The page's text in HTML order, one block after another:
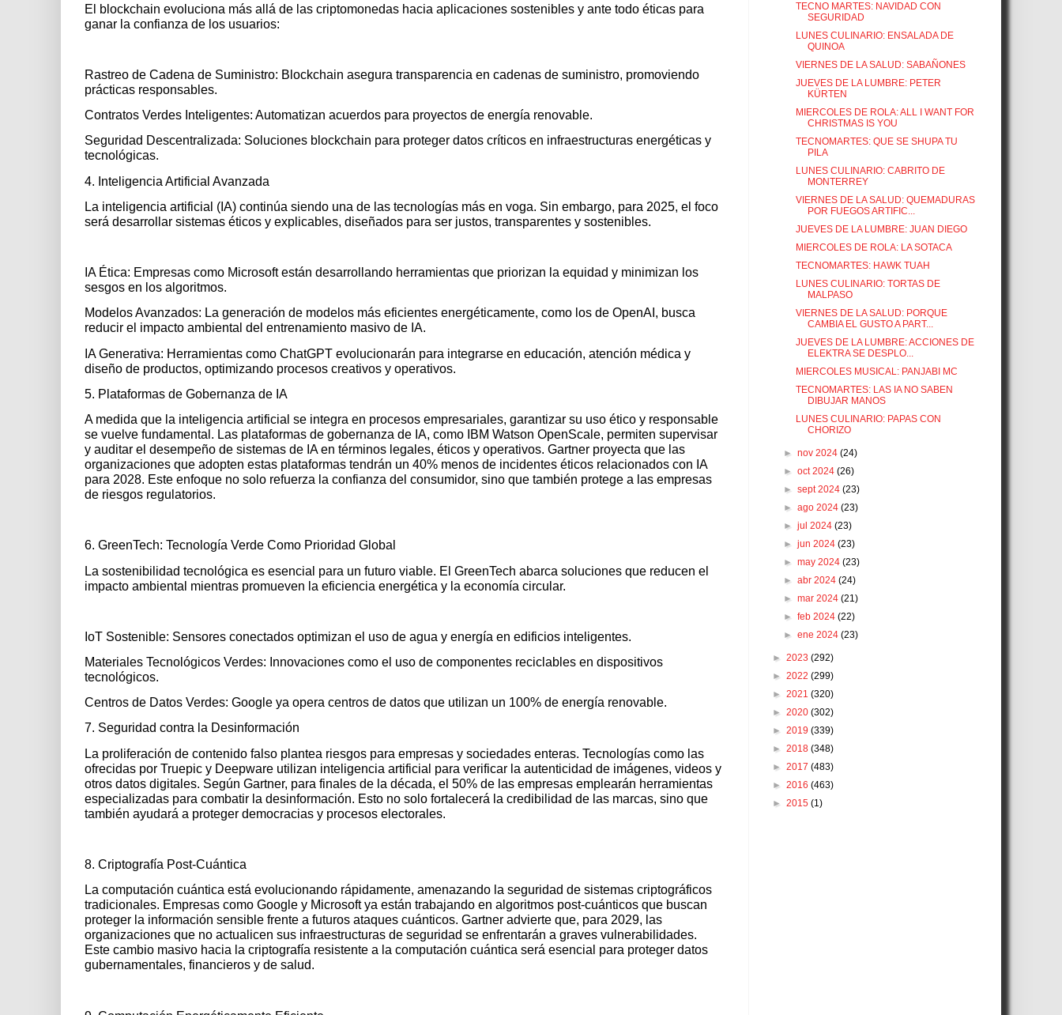
El blockchain evoluciona más allá de las criptomonedas hacia aplicaciones sostenibles y ante todo éticas para
ganar la confianza de los usuarios:
Rastreo de Cadena de Suministro: Blockchain asegura transparencia en cadenas de suministro, promoviendo
prácticas responsables.
Contratos Verdes Inteligentes: Automatizan acuerdos para proyectos de energía renovable.
Seguridad Descentralizada: Soluciones blockchain para proteger datos críticos en infraestructuras energéticas y
tecnológicas.
4. Inteligencia Artificial Avanzada
La inteligencia artificial (IA) continúa siendo una de las tecnologías más en voga. Sin embargo, para 2025, el foco
será desarrollar sistemas éticos y explicables, diseñados para ser justos, transparentes y sostenibles.
IA Ética: Empresas como Microsoft están desarrollando herramientas que priorizan la equidad y minimizan los
sesgos en los algoritmos.
Modelos Avanzados: La generación de modelos más eficientes energéticamente, como los de OpenAI, busca
reducir el impacto ambiental del entrenamiento masivo de IA.
IA Generativa: Herramientas como ChatGPT evolucionarán para integrarse en educación, atención médica y
diseño de productos, optimizando procesos creativos y operativos.
5. Plataformas de Gobernanza de IA
A medida que la inteligencia artificial se integra en procesos empresariales, garantizar su uso ético y responsable
se vuelve fundamental. Las plataformas de gobernanza de IA, como IBM Watson OpenScale, permiten supervisar
y auditar el desempeño de sistemas de IA en términos legales, éticos y operativos. Gartner proyecta que las
organizaciones que adopten estas plataformas tendrán un 40% menos de incidentes éticos relacionados con IA
para 2028. Este enfoque no solo refuerza la confianza del consumidor, sino que también protege a las empresas
de riesgos regulatorios.
6. GreenTech: Tecnología Verde Como Prioridad Global
La sostenibilidad tecnológica es esencial para un futuro viable. El GreenTech abarca soluciones que reducen el
impacto ambiental mientras promueven la eficiencia energética y la economía circular.
IoT Sostenible: Sensores conectados optimizan el uso de agua y energía en edificios inteligentes.
Materiales Tecnológicos Verdes: Innovaciones como el uso de componentes reciclables en dispositivos
tecnológicos.
Centros de Datos Verdes: Google ya opera centros de datos que utilizan un 100% de energía renovable.
7. Seguridad contra la Desinformación
La proliferación de contenido falso plantea riesgos para empresas y sociedades enteras. Tecnologías como las
ofrecidas por Truepic y Deepware utilizan inteligencia artificial para verificar la autenticidad de imágenes, videos y
otros datos digitales. Según Gartner, para finales de la década, el 50% de las empresas emplearán herramientas
especializadas para combatir la desinformación. Esto no solo fortalecerá la credibilidad de las marcas, sino que
también ayudará a proteger democracias y procesos electorales.
8. Criptografía Post-Cuántica
La computación cuántica está evolucionando rápidamente, amenazando la seguridad de sistemas criptográficos
tradicionales. Empresas como Google y Microsoft ya están trabajando en algoritmos post-cuánticos que buscan
proteger la información sensible frente a futuros ataques cuánticos. Gartner advierte que, para 2029, las
organizaciones que no actualicen sus infraestructuras de seguridad se enfrentarán a graves vulnerabilidades.
Este cambio masivo hacia la criptografía resistente a la computación cuántica será esencial para proteger datos
gubernamentales, financieros y de salud.
TECNO MARTES: NAVIDAD CON
SEGURIDAD
LUNES CULINARIO: ENSALADA DE
QUINOA
VIERNES DE LA SALUD: SABAÑONES
JUEVES DE LA LUMBRE: PETER
KÜRTEN
MIERCOLES DE ROLA: ALL I WANT FOR
CHRISTMAS IS YOU
TECNOMARTES: QUE SE SHUPA TU
PILA
LUNES CULINARIO: CABRITO DE
MONTERREY
VIERNES DE LA SALUD: QUEMADURAS
POR FUEGOS ARTIFIC...
JUEVES DE LA LUMBRE: JUAN DIEGO
MIERCOLES DE ROLA: LA SOTACA
TECNOMARTES: HAWK TUAH
LUNES CULINARIO: TORTAS DE
MALPASO
VIERNES DE LA SALUD: PORQUE
CAMBIA EL GUSTO A PART...
JUEVES DE LA LUMBRE: ACCIONES DE
ELEKTRA SE DESPLO...
MIERCOLES MUSICAL: PANJABI MC
TECNOMARTES: LAS IA NO SABEN
DIBUJAR MANOS
LUNES CULINARIO: PAPAS CON
CHORIZO
►nov 2024(24)
►oct 2024(26)
►sept 2024(23)
►ago 2024(23)
►jul 2024(23)
►jun 2024(23)
►may 2024(23)
►abr 2024(24)
►mar 2024(21)
►feb 2024(22)
►ene 2024(23)
► 2023 (292)
► 2022 (299)
► 2021 (320)
► 2020 (302)
► 2019 (339)
► 2018 (348)
► 2017 (483)
► 2016 (463)
► 2015 (1)